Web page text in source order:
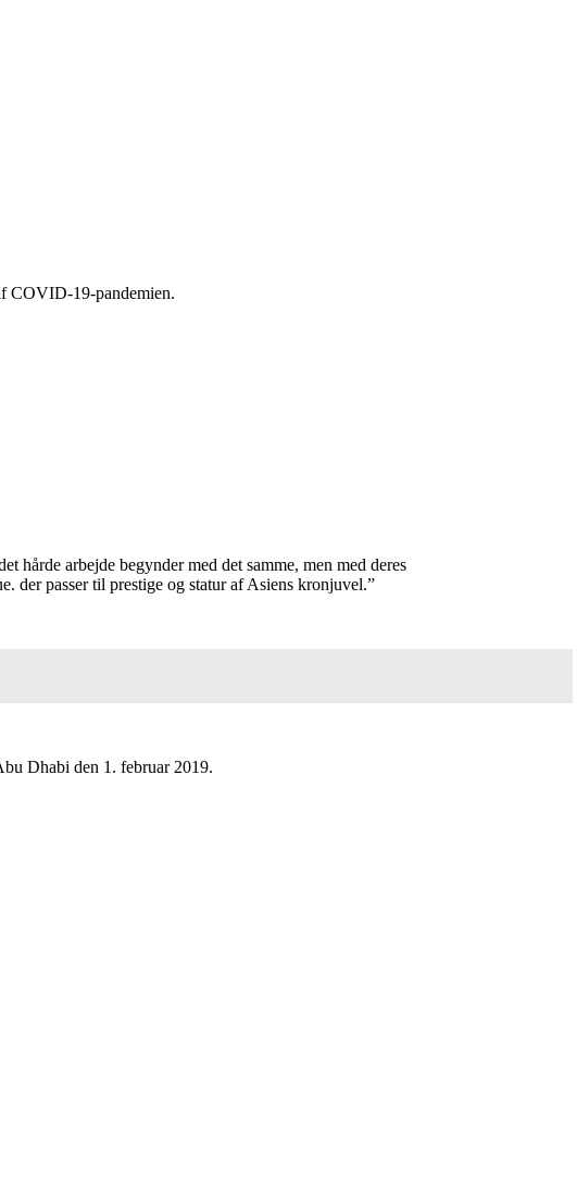
COVID-19-pandemien.
arbejde begynder med det samme, men med deres
der passer til prestige og statur af Asiens kronjuvel.”
Dhabi den 1. februar 2019.